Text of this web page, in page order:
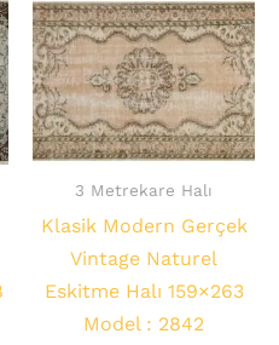
3 Metrekare Halı
Klasik Modern Gerçek
Vintage Naturel
Eskitme Halı 159×263
Model : 2842